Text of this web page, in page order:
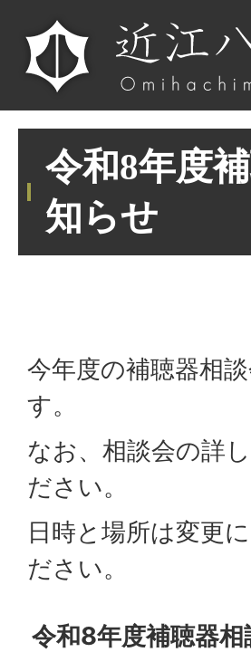
令和8年度
知らせ
今年度の補聴器相
す。
なお、相談会の詳
ださい。
日時と場所は変更
ださい。
令和8年度補聴器相